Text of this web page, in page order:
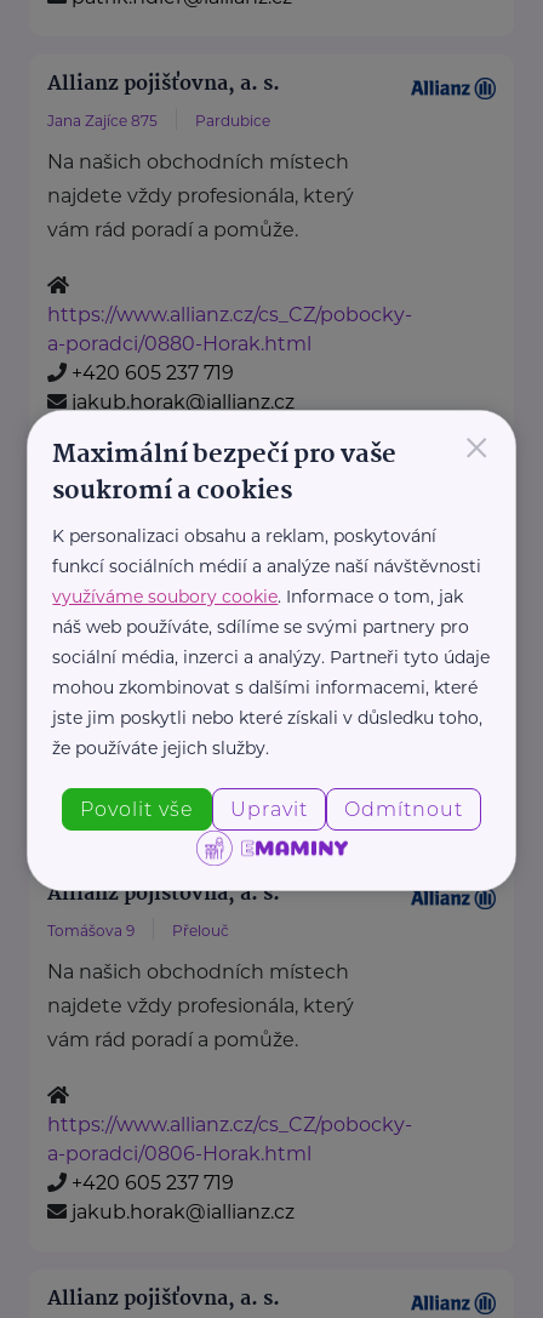
Allianz pojišťovna, a. s.
Jana Zajíce 875 Pardubice
Na našich obchodních místech
najdete vždy profesionála, který
vám rád poradí a pomůže.
https://www.allianz.cz/cs_CZ/pobocky-
a-poradci/0880-Horak.html
+420 605 237 719
jakub.horak@iallianz.cz
Allianz pojišťovna, a. s.
kpt. Bartoše 499 Pardubice
Na našich obchodních místech
najdete vždy profesionála, který
vám rád poradí a pomůže.
https://www.allianz.cz/cs_CZ/pobocky-
a-poradci/0975-Filipi.html
monika.filipi@iallianz.cz
Allianz pojišťovna, a. s.
Tomášova 9 Přelouč
Na našich obchodních místech
najdete vždy profesionála, který
vám rád poradí a pomůže.
https://www.allianz.cz/cs_CZ/pobocky-
a-poradci/0806-Horak.html
+420 605 237 719
jakub.horak@iallianz.cz
Allianz pojišťovna, a. s.
×
Maximální bezpečí pro vaše
soukromí a cookies
K personalizaci obsahu a reklam, poskytování
funkcí sociálních médií a analýze naší návštěvnosti
využíváme soubory cookie. Informace o tom, jak
náš web používáte, sdílíme se svými partnery pro
sociální média, inzerci a analýzy. Partneři tyto údaje
mohou zkombinovat s dalšími informacemi, které
jste jim poskytli nebo které získali v důsledku toho,
že používáte jejich služby.
Povolit vše Upravit Odmítnout